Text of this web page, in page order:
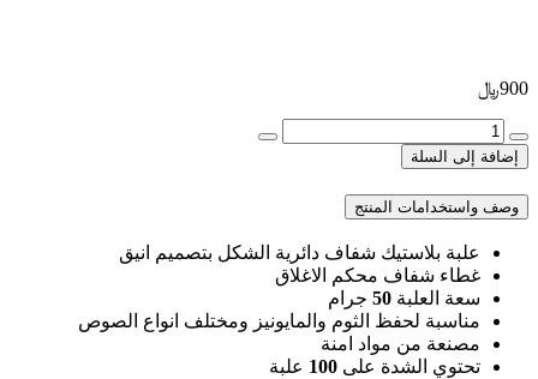
900﷼
كمية
علب
بلاستيك
شفاف
دائري
إضافة إلى السلة
وصف واستخدامات المنتج
علبة بلاستيك شفاف دائرية الشكل بتصميم انيق
غطاء شفاف محكم الاغلاق
سعة العلبة 50 جرام
مناسبة لحفظ الثوم والمايونيز ومختلف انواع الصوص
مصنعة من مواد امنة
تحتوي الشدة على 100 علبة